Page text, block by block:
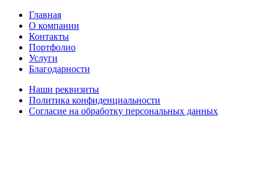
Главная
О компании
Контакты
Портфолио
Услуги
Благодарности
Наши реквизиты
Политика конфиденциальности
Согласие на обработку персональных данных